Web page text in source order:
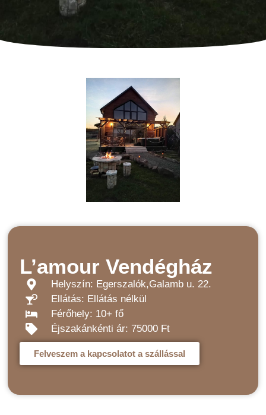
L’amour Vendégház
Helyszín: Egerszalók,Galamb u. 22.
Ellátás: Ellátás nélkül
Férőhely: 10+ fő
Éjszakánkénti ár: 75000 Ft
Felveszem a kapcsolatot a szállással